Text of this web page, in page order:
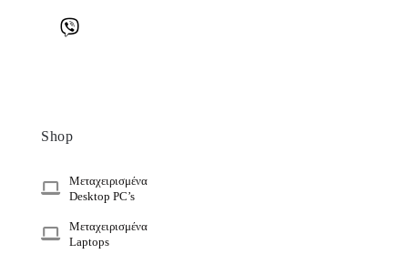
Shop
Μεταχειρισμένα
Desktop PC’s
Μεταχειρισμένα
Laptops